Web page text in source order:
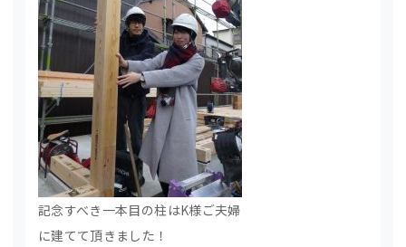
記念すべき一本目の柱はK様ご夫婦
に建てて頂きました！